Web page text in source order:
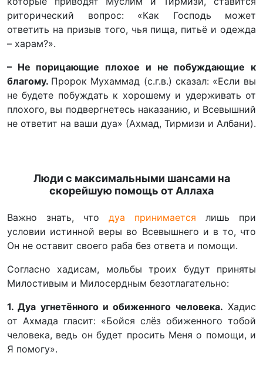
риторический вопрос: «Как Господь может
ответить на призыв того, чья пища, питьё и одежда
– харам?».
– Не порицающие плохое и не побуждающие к
благому. Пророк Мухаммад (с.г.в.) сказал: «Если вы
не будете побуждать к хорошему и удерживать от
плохого, вы подвергнетесь наказанию, и Всевышний
не ответит на ваши дуа» (Ахмад, Тирмизи и Албани).
Люди с максимальными шансами на
скорейшую помощь от Аллаха
Важно знать, что дуа принимается лишь при
условии истинной веры во Всевышнего и в то, что
Он не оставит своего раба без ответа и помощи.
Согласно хадисам, мольбы троих будут приняты
Милостивым и Милосердным безотлагательно:
1. Дуа угнетённого и обиженного человека. Хадис
от Ахмада гласит: «Бойся слёз обиженного тобой
человека, ведь он будет просить Меня о помощи, и
Я помогу».